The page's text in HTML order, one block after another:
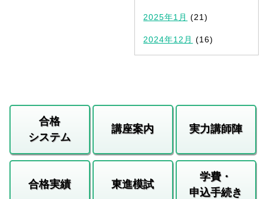
2025年1月 (21)
2024年12月 (16)
合格
システム
講座案内 実力講師陣
合格実績 東進模試
学費・
申込手続き